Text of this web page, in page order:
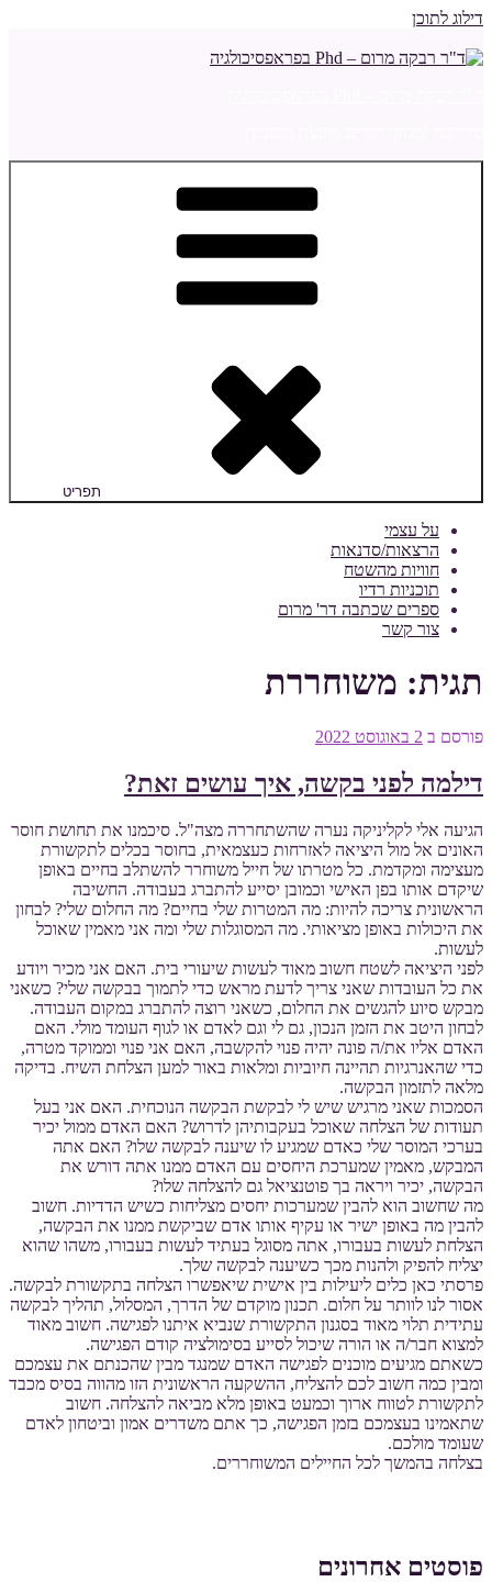
דילוג לתוכן
תפריט
על עצמי
הרצאות/סדנאות
חוויות מהשטח
תוכניות רדיו
ספרים שכתבה דר' מרום
צור קשר
תגית: משוחררת
פורסם ב 2 באוגוסט 2022
דילמה לפני בקשה, איך עושים זאת?
הגיעה אלי לקליניקה נערה שהשתחררה מצה"ל. סיכמנו את תחושת חוסר
האונים אל מול היציאה לאזרחות כעצמאית, בחוסר בכלים לתקשורת
מעצימה ומקדמת. כל מטרתו של חייל משוחרר להשתלב בחיים באופן
שיקדם אותו בפן האישי וכמובן יסייע להתברג בעבודה. החשיבה
הראשונית צריכה להיות: מה המטרות שלי בחיים? מה החלום שלי? לבחון
את היכולות באופן מציאותי. מה המסוגלות שלי ומה אני מאמין שאוכל
לעשות.
לפני היציאה לשטח חשוב מאוד לעשות שיעורי בית. האם אני מכיר ויודע
את כל העובדות שאני צריך לדעת מראש כדי לתמוך בבקשה שלי? כשאני
מבקש סיוע להגשים את החלום, כשאני רוצה להתברג במקום העבודה.
לבחון היטב את הזמן הנכון, גם לי וגם לאדם או לגוף העומד מולי. האם
האדם אליו את/ה פונה יהיה פנוי להקשבה, האם אני פנוי וממוקד מטרה,
כדי שהאנרגיות תהיינה חיוביות ומלאות באור למען הצלחת השיח. בדיקה
מלאה לתזמון הבקשה.
הסמכות שאני מרגיש שיש לי לבקשת הבקשה הנוכחית. האם אני בעל
תעודות של הצלחה שאוכל בעקבותיהן לדרוש? האם האדם ממול יכיר
בערכי המוסר שלי כאדם שמגיע לו שיענה לבקשה שלו? האם אתה
המבקש, מאמין שמערכת היחסים עם האדם ממנו אתה דורש את
הבקשה, יכיר ויראה בך פוטנציאל גם להצלחה שלו?
מה שחשוב הוא להבין שמערכות יחסים מצליחות כשיש הדדיות. חשוב
להבין מה באופן ישיר או עקיף אותו אדם שביקשת ממנו את הבקשה,
הצלחת לעשות בעבורו, אתה מסוגל בעתיד לעשות בעבורו, משהו שהוא
יצליח להפיק ולהנות מכך כשיענה לבקשה שלך.
פרסתי כאן כלים ליעילות בין אישית שיאפשרו הצלחה בתקשורת לבקשה.
אסור לנו לוותר על חלום. תכנון מוקדם של הדרך, המסלול, תהליך לבקשה
עתידית תלוי מאוד בסגנון התקשורת שנביא איתנו לפגישה. חשוב מאוד
למצוא חבר/ה או הורה שיכול לסייע בסימולציה קודם הפגישה.
כשאתם מגיעים מוכנים לפגישה האדם שמנגד מבין שהכנתם את עצמכם
ומבין כמה חשוב לכם להצליח, ההשקעה הראשונית הזו מהווה בסיס מכבד
לתקשורת לטווח ארוך וכמעט באופן מלא מביאה להצלחה. חשוב
שתאמינו בעצמכם בזמן הפגישה, כך אתם משדרים אמון וביטחון לאדם
שעומד מולכם.
בצלחה בהמשך לכל החיילים המשוחררים.
פוסטים אחרונים